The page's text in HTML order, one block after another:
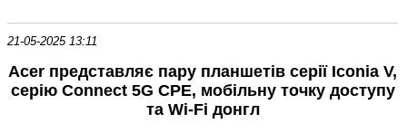
21-05-2025 13:11
Acer представляє пару планшетів серії Iconia V,
серію Connect 5G CPE, мобільну точку доступу
та Wi-Fi донгл